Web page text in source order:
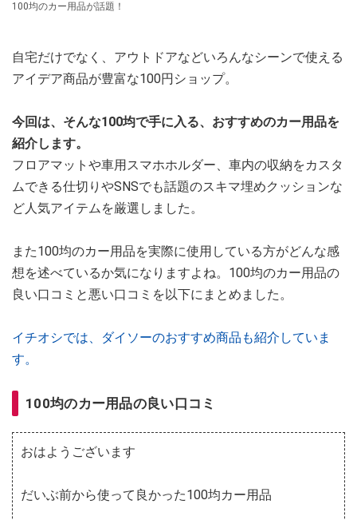
100均のカー用品が話題！
自宅だけでなく、アウトドアなどいろんなシーンで使える
アイデア商品が豊富な100円ショップ。
今回は、そんな100均で手に入る、おすすめのカー用品を
紹介します。
フロアマットや車用スマホホルダー、車内の収納をカスタ
ムできる仕切りやSNSでも話題のスキマ埋めクッションな
ど人気アイテムを厳選しました。
また100均のカー用品を実際に使用している方がどんな感
想を述べているか気になりますよね。100均のカー用品の
良い口コミと悪い口コミを以下にまとめました。
イチオシでは、ダイソーのおすすめ商品も紹介していま
す。
100均のカー用品の良い口コミ
おはようございます
だいぶ前から使って良かった100均カー用品